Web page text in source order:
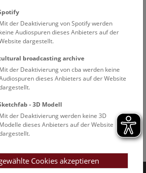
Mit der Deaktivierung von Spotify werden
keine Audiospuren dieses Anbieters auf der
dargestellt.
broadcasting archive
Mit der Deaktivierung von cba werden keine
dieses Anbieters auf der Website
- 3D Modell
Mit der Deaktivierung werden keine 3D
Modelle dieses Anbieters auf der Website
Cookies akzeptieren